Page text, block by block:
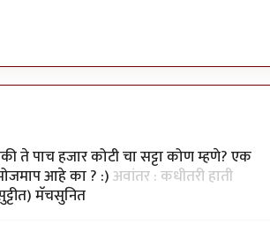
ते पाच हजार कोटी चा सट्टा कोण म्हणे? एक
आहे का ? :)अवांतर : कधीतरी हाती
मॅचसुनित